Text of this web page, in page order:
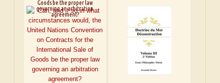
Goods be the proper law
governing an arbitration
agreement?